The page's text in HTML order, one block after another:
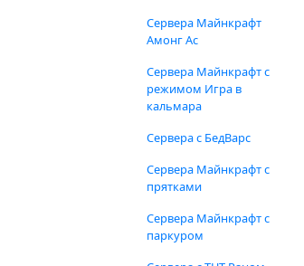
Сервера Майнкрафт
Амонг Ас
Сервера Майнкрафт с
режимом Игра в
кальмара
Сервера с БедВарс
Сервера Майнкрафт с
прятками
Сервера Майнкрафт с
паркуром